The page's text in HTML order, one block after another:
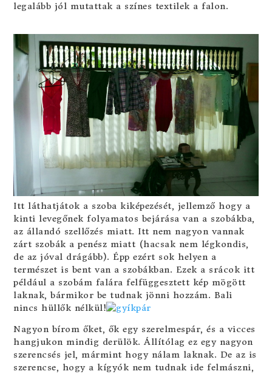
legalább jól mutattak a színes textilek a falon.
Itt láthatjátok a szoba kiképezését, jellemző hogy a
kinti levegőnek folyamatos bejárása van a szobákba,
az állandó szellőzés miatt. Itt nem nagyon vannak
zárt szobák a penész miatt (hacsak nem légkondis,
de az jóval drágább). Épp ezért sok helyen a
természet is bent van a szobákban. Ezek a srácok itt
például a szobám falára felfüggesztett kép mögött
laknak, bármikor be tudnak jönni hozzám. Bali
nincs hüllők nélkül!
Nagyon bírom őket, ők egy szerelmespár, és a vicces
hangjukon mindig derülök. Állítólag ez egy nagyon
szerencsés jel, mármint hogy nálam laknak. De az is
szerencse, hogy a kígyók nem tudnak ide felmászni,